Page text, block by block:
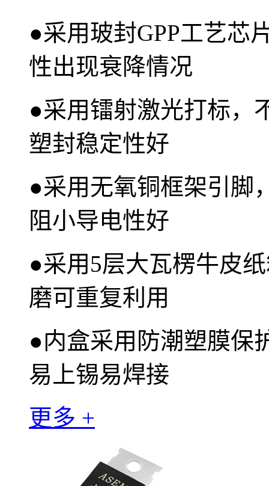
●采用玻封GPP工艺芯
性出现衰降情况
●采用镭射激光打标，
塑封稳定性好
●采用无氧铜框架引脚
阻小导电性好
●采用5层大瓦楞牛皮
磨可重复利用
●内盒采用防潮塑膜保
易上锡易焊接
更多 +